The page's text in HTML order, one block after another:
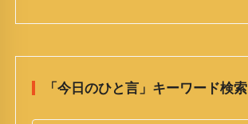
「今日のひと言」キーワード検索